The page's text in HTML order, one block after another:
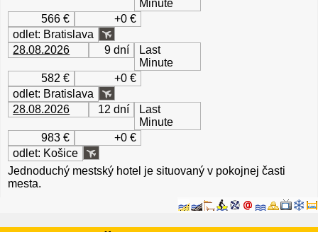
Minute
566 €
+0 €
odlet: Bratislava
28.08.2026
9 dní
Last
Minute
582 €
+0 €
odlet: Bratislava
28.08.2026
12 dní
Last
Minute
983 €
+0 €
odlet: Košice
Jednoduchý mestský hotel je situovaný v pokojnej časti
mesta.